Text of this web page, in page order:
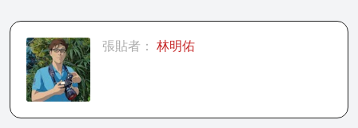
張貼者： 林明佑